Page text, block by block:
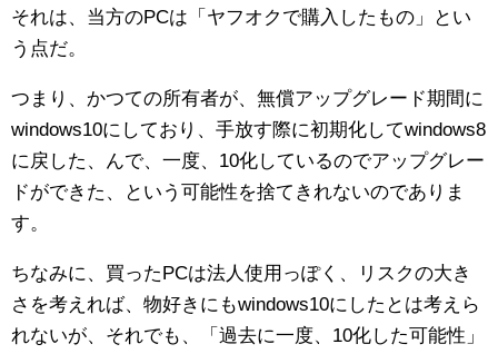
それは、当方のPCは「ヤフオクで購入したもの」とい
う点だ。
つまり、かつての所有者が、無償アップグレード期間に
windows10にしており、手放す際に初期化してwindows8
に戻した、んで、一度、10化しているのでアップグレー
ドができた、という可能性を捨てきれないのでありま
す。
ちなみに、買ったPCは法人使用っぽく、リスクの大き
さを考えれば、物好きにもwindows10にしたとは考えら
れないが、それでも、「過去に一度、10化した可能性」